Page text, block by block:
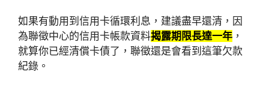
如果有動用到信用卡循環利息，建議盡早還清，因
為聯徵中心的信用卡帳款資料揭露期限長達一年 ，
就算你已經清償卡債了，聯徵還是會看到這筆欠款
紀錄。